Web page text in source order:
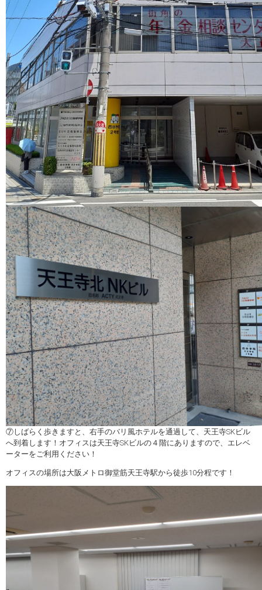
⑦しばらく歩きますと、右手のバリ風ホテルを通過して、天王寺SKビル
へ到着します！オフィスは天王寺SKビルの４階にありますので、エレベ
ーターをご利用ください！
オフィスの場所は大阪メトロ御堂筋天王寺駅から徒歩10分程です！